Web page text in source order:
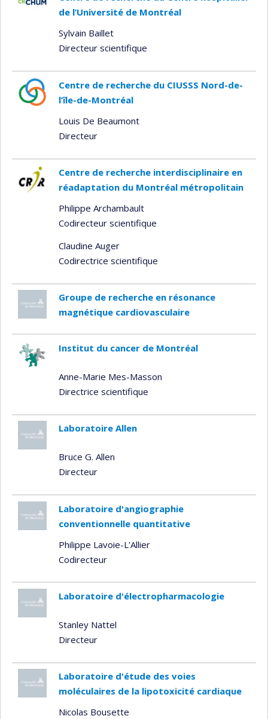
de l’Université de Montréal
Sylvain Baillet
Directeur scientifique
Centre de recherche du CIUSSS Nord-de-
l’île-de-Montréal
Louis De Beaumont
Directeur
Centre de recherche interdisciplinaire en
réadaptation du Montréal métropolitain
Philippe Archambault
Codirecteur scientifique
Claudine Auger
Codirectrice scientifique
Groupe de recherche en résonance
magnétique cardiovasculaire
Institut du cancer de Montréal
Anne-Marie Mes-Masson
Directrice scientifique
Laboratoire Allen
Bruce G. Allen
Directeur
Laboratoire d'angiographie
conventionnelle quantitative
Philippe Lavoie-L'Allier
Codirecteur
Laboratoire d'électropharmacologie
Stanley Nattel
Directeur
Laboratoire d'étude des voies
moléculaires de la lipotoxicité cardiaque
Nicolas Bousette